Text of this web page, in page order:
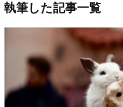
執筆した記事一覧